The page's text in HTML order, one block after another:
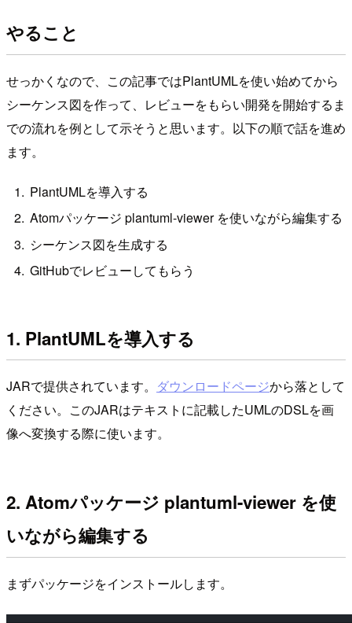
やること
せっかくなので、この記事ではPlantUMLを使い始めてから
シーケンス図を作って、レビューをもらい開発を開始するま
での流れを例として示そうと思います。以下の順で話を進め
ます。
PlantUMLを導入する
Atomパッケージ plantuml-viewer を使いながら編集する
シーケンス図を生成する
GitHubでレビューしてもらう
1. PlantUMLを導入する
JARで提供されています。 ダウンロードページから落として
ください。このJARはテキストに記載したUMLのDSLを画
像へ変換する際に使います。
2. Atomパッケージ plantuml-viewer を使
いながら編集する
まずパッケージをインストールします。